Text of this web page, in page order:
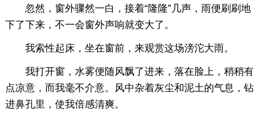
忽然，窗外骤然一白，接着“隆隆”几声，雨便刷刷地
下了下来，不一会窗外声响就变大了。
我索性起床，坐在窗前，来观赏这场滂沱大雨。
我打开窗，水雾便随风飘了进来，落在脸上，稍稍有
点凉意，而我毫不介意。风中杂着灰尘和泥土的气息，钻
进鼻孔里，使我倍感清爽。